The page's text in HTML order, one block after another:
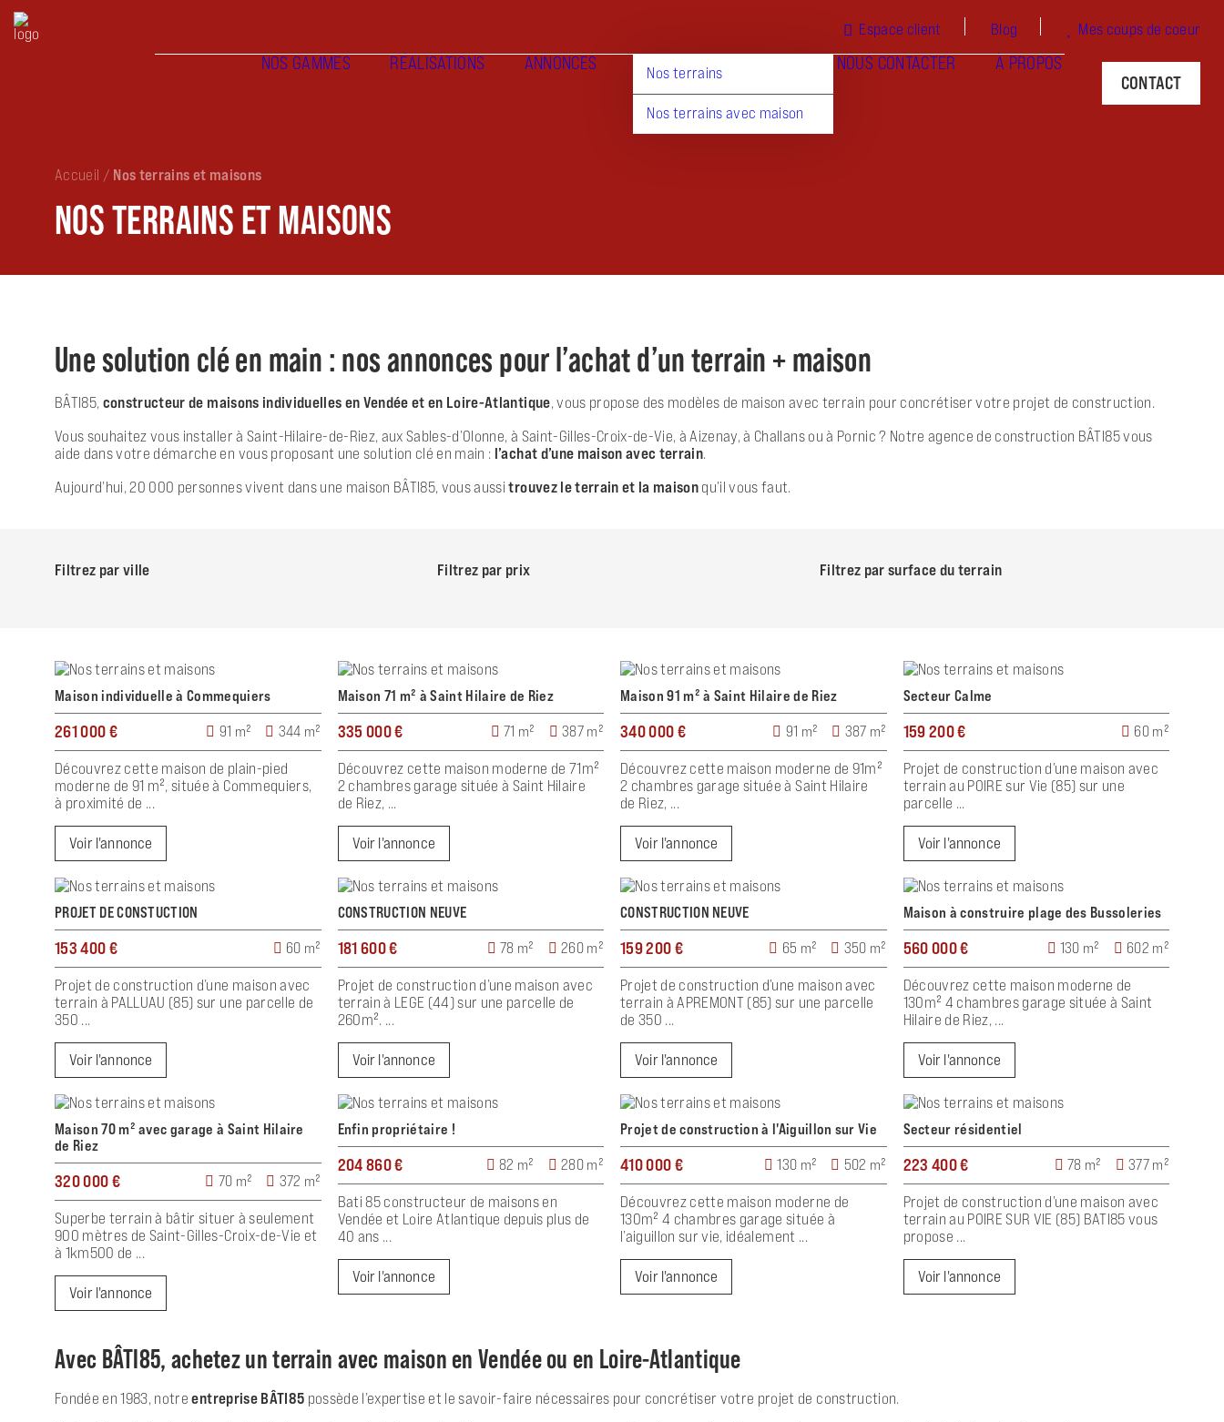
Espace client Blog Mes coups de coeur
NOS GAMMES RÉALISATIONS ANNONCES Nos terrains
Nos terrains avec maison
NOUS CONTACTER
À PROPOS
CONTACT
Accueil / Nos terrains et maisons
NOS TERRAINS ET MAISONS
Une solution clé en main : nos annonces pour l’achat d’un terrain + maison
BÂTI85, constructeur de maisons individuelles en Vendée et en Loire-Atlantique, vous propose des modèles de maison avec terrain pour concrétiser votre projet de construction.
Vous souhaitez vous installer à Saint-Hilaire-de-Riez, aux Sables-d’Olonne, à Saint-Gilles-Croix-de-Vie, à Aizenay, à Challans ou à Pornic ? Notre agence de construction BÂTI85 vous
aide dans votre démarche en vous proposant une solution clé en main : l’achat d’une maison avec terrain.
Aujourd’hui, 20 000 personnes vivent dans une maison BÂTI85, vous aussitrouvez le terrain et la maison qu’il vous faut.
Filtrez par ville Filtrez par prix Filtrez par surface du terrain
Maison individuelle à Commequiers
261 000 € 91 m² 344 m²
Découvrez cette maison de plain-pied
moderne de 91 m², située à Commequiers,
à proximité de ...
Voir l'annonce
Maison 71 m² à Saint Hilaire de Riez
335 000 € 71 m² 387 m²
Découvrez cette maison moderne de 71m²
2 chambres garage située à Saint Hilaire
de Riez, ...
Voir l'annonce
Maison 91 m² à Saint Hilaire de Riez
340 000 € 91 m² 387 m²
Découvrez cette maison moderne de 91m²
2 chambres garage située à Saint Hilaire
de Riez, ...
Voir l'annonce
Secteur Calme
159 200 € 60 m²
Projet de construction d’une maison avec
terrain au POIRE sur Vie (85) sur une
parcelle ...
Voir l'annonce
PROJET DE CONSTUCTION
153 400 € 60 m²
Projet de construction d’une maison avec
terrain à PALLUAU (85) sur une parcelle de
350 ...
Voir l'annonce
CONSTRUCTION NEUVE
181 600 € 78 m² 260 m²
Projet de construction d’une maison avec
terrain à LEGE (44) sur une parcelle de
260m². ...
Voir l'annonce
CONSTRUCTION NEUVE
159 200 € 65 m² 350 m²
Projet de construction d’une maison avec
terrain à APREMONT (85) sur une parcelle
de 350 ...
Voir l'annonce
Maison à construire plage des Bussoleries
560 000 € 130 m² 602 m²
Découvrez cette maison moderne de
130m² 4 chambres garage située à Saint
Hilaire de Riez, ...
Voir l'annonce
Maison 70 m² avec garage à Saint Hilaire
de Riez
320 000 € 70 m² 372 m²
Superbe terrain à bâtir situer à seulement
900 mètres de Saint-Gilles-Croix-de-Vie et
à 1km500 de ...
Voir l'annonce
Enfin propriétaire !
204 860 € 82 m² 280 m²
Bati 85 constructeur de maisons en
Vendée et Loire Atlantique depuis plus de
40 ans ...
Voir l'annonce
Projet de construction à l'Aiguillon sur Vie
410 000 € 130 m² 502 m²
Découvrez cette maison moderne de
130m² 4 chambres garage située à
l’aiguillon sur vie, idéalement ...
Voir l'annonce
Secteur résidentiel
223 400 € 78 m² 377 m²
Projet de construction d’une maison avec
terrain au POIRE SUR VIE (85) BATI85 vous
propose ...
Voir l'annonce
Avec BÂTI85, achetez un terrain avec maison en Vendée ou en Loire-Atlantique
Fondée en 1983, notreentreprise BÂTI85 possède l’expertise et le savoir-faire nécessaires pour concrétiser votre projet de construction.